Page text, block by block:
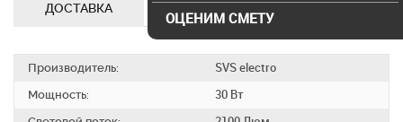
ДОСТАВКА
Производитель:
SVS electro
Мощность:
30 Вт
ОЦЕНИМ СМЕТУ